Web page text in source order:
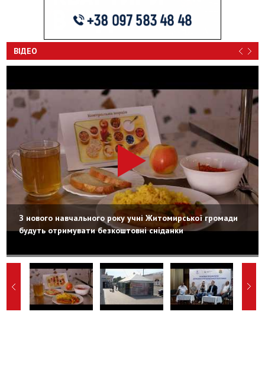
ВІДЕО
З нового навчального року учні Житомирської громади
будуть отримувати безкоштовні сніданки